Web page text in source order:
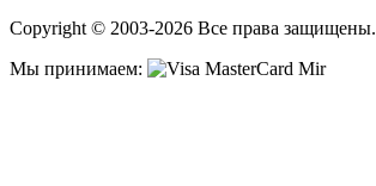
Copyright © 2003-2026 Все права защищены.
Мы принимаем: